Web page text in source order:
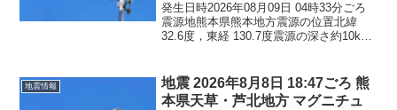
発生日時2026年08月09日 04時33分ごろ
震源地熊本県熊本地方震源の位置北緯
32.6度，東経 130.7度震源の深さ約10km
りません。震度3熊本県宇城市...
地震情報
地震 2026年8月8日 18:47ごろ 熊
本県天草・芦北地方 マグニチュ